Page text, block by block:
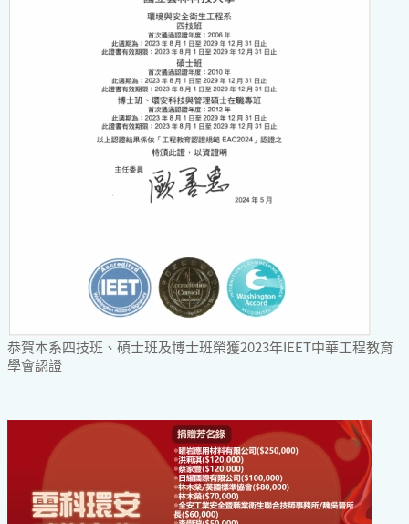
恭賀本系四技班、碩士班及博士班榮獲2023年IEET中華工程教育
學會認證